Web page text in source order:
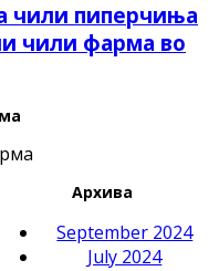
чили пиперчиња
чили фарма во
Архива
September 2024
July 2024